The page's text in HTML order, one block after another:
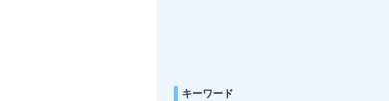
キーワード